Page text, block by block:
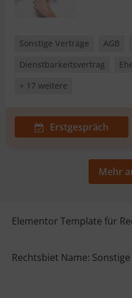
Sonstige Verträge AGB
Dienstbarkeitsvertrag
+ 17 weitere
Erstgespräch
Mehr
Elementor Template für
Rechtsbiet Name: